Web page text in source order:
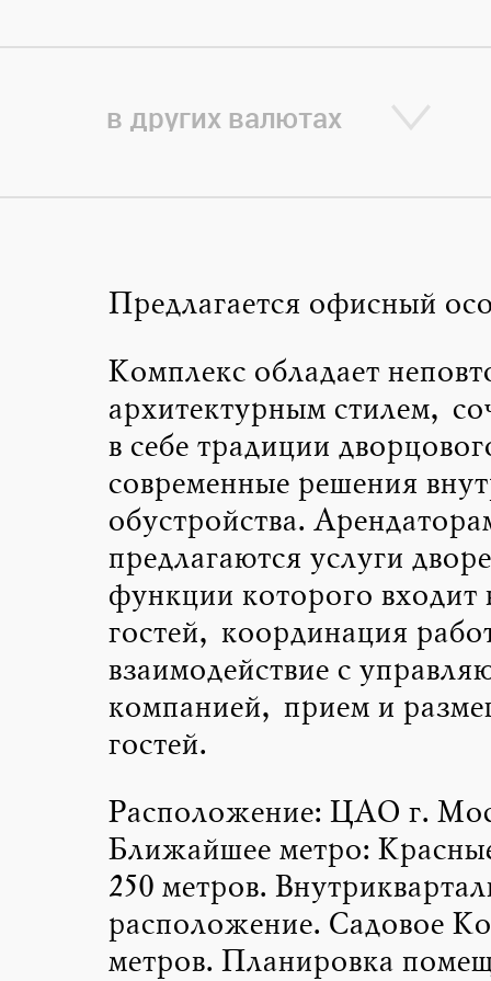
в других валютах
Предлагается офисный
Комплекс обладает
архитектурным стилем,
в себе традиции
современные решения
обустройства.
предлагаются услуги
функции которого входит
гостей, координация
взаимодействие с
компанией, прием и
гостей.
Расположение: ЦАО г.
Ближайшее метро:
250 метров.
расположение. Садовое
метров. Планировка